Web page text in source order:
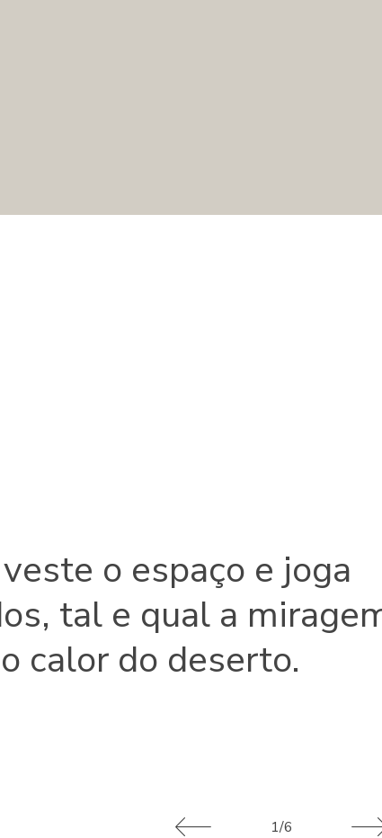
o espaço e joga
tal e qual a
calor do deserto.
1/6